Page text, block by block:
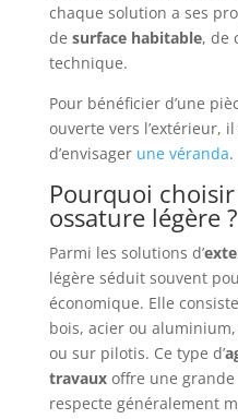
chaque solution a ses
de surface habitable, de
technique.
Pour bénéficier d’une
ouverte vers l’extérieur,
d’envisager une véranda.
Pourquoi
ossature légère ?
Parmi les solutions d’
légère séduit souvent
économique. Elle
bois, acier ou
ou sur pilotis. Ce type d’
travauxoffre une
respecte généralement